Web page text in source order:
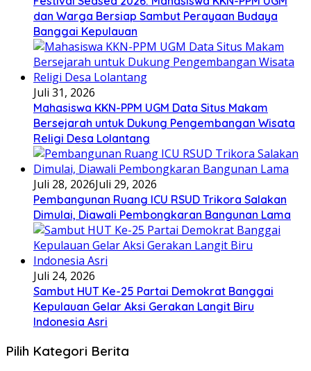
dan Warga Bersiap Sambut Perayaan Budaya
Banggai Kepulauan
Juli 31, 2026
Mahasiswa KKN-PPM UGM Data Situs Makam
Bersejarah untuk Dukung Pengembangan Wisata
Religi Desa Lolantang
Juli 28, 2026Juli 29, 2026
Pembangunan Ruang ICU RSUD Trikora Salakan
Dimulai, Diawali Pembongkaran Bangunan Lama
Juli 24, 2026
Sambut HUT Ke-25 Partai Demokrat Banggai
Kepulauan Gelar Aksi Gerakan Langit Biru
Indonesia Asri
Pilih Kategori Berita